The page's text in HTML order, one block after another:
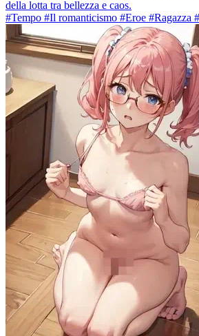
della lotta tra bellezza e caos.
#Tempo #Il romanticismo #Eroe #Ragazza